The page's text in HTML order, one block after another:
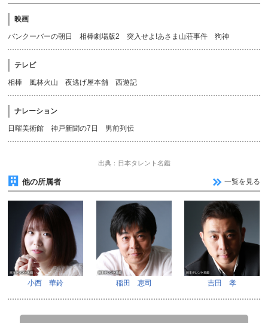
映画
バンクーバーの朝日 相棒劇場版2 突入せよ!あさま山荘事件 狗神
テレビ
相棒 風林火山 夜逃げ屋本舗 西遊記
ナレーション
日曜美術館 神戸新聞の7日 男前列伝
出典：日本タレント名鑑
他の所属者 一覧を見る
小西 華鈴 稲田 恵司 吉田 孝